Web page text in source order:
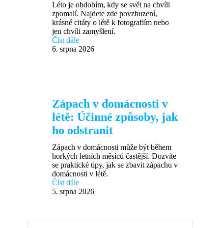
Léto je obdobím, kdy se svět na chvíli
zpomalí. Najdete zde povzbuzení,
krásné citáty o létě k fotografiím nebo
jen chvíli zamyšlení.
Číst dále
6. srpna 2026
Zápach v domácnosti v
létě: Účinné způsoby, jak
ho odstranit
Zápach v domácnosti může být během
horkých letních měsíců častější. Dozvíte
se praktické tipy, jak se zbavit zápachu v
domácnosti v létě.
Číst dále
5. srpna 2026